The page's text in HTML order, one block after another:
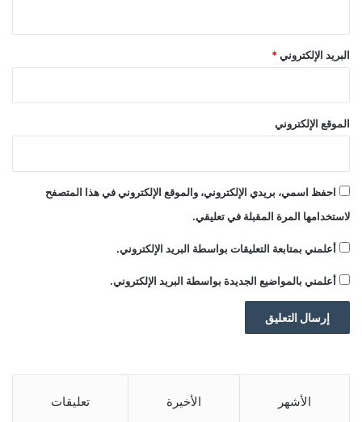
البريد الإلكتروني*
الموقع الإلكتروني
احفظ اسمي، بريدي الإلكتروني، والموقع الإلكتروني في هذا المتصفح
لاستخدامها المرة المقبلة في تعليقي.
أعلمني بمتابعة التعليقات بواسطة البريد الإلكتروني.
أعلمني بالمواضيع الجديدة بواسطة البريد الإلكتروني.
الأشهر الأخيرة تعليقات